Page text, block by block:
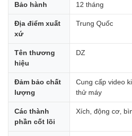
Bảo hành 12 tháng
Địa điểm xuất
xứ
Trung Quốc
Tên thương
hiệu
DZ
Đảm bảo chất
lượng
Cung cấp video
thử máy
Các thành
phần cốt lõi
Xích, động cơ,